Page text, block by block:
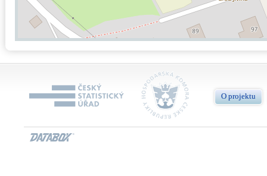
O projektu